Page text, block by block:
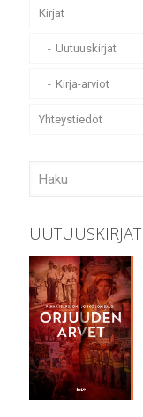
Kirjat
Uutuuskirjat
Kirja-arviot
Yhteystiedot
UUTUUSKIRJAT